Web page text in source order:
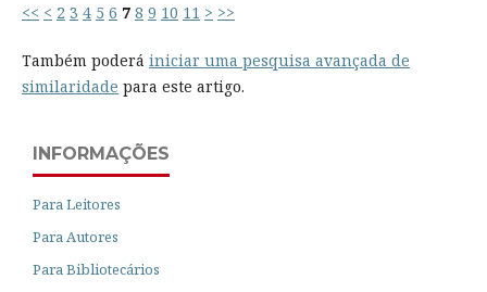
<< < 2 3 4 5 6 7 8 9 10 11 > >>
Também poderá iniciar uma pesquisa avançada de
similaridade para este artigo.
INFORMAÇÕES
Para Leitores
Para Autores
Para Bibliotecários